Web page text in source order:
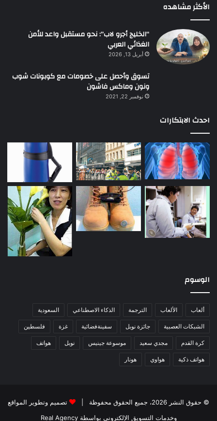
الأكثر مشاهده
“الخليج أجرو لاب”: نحو مستقبل واعد للأمن
الغذائي العربي
أبريل 13, 2026
تسوق وأحصل على خصومات مع كوبونات شوب
ونون وماكس فاشون
نوفمبر 22, 2021
احدث الابتكارات
الوسوم
ألعاب الألعاب الترجمة الذكاء الاصطناعي السعودية
الشبكات العصبية جائزة نوبل سفينةفضائية غزة فلسطين
كرة القدم مجدي سعيد موسوعة جينيس نوبل هواتف
هواتف ذكية هواوي هونار
© حقوق النشر 2026، جميع الحقوق محفوظة |
تصميم وتطوير المواقع
وخدمات التسويق الإلكتروني بواسطة Real Agency